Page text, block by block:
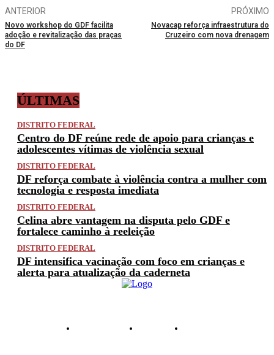
ANTERIOR
Novo workshop do GDF facilita
adoção e revitalização das praças
do DF
PRÓXIMO
Novacap reforça infraestrutura do
Cruzeiro com nova drenagem
ÚLTIMAS
DISTRITO FEDERAL
Centro do DF reúne rede de apoio para crianças e
adolescentes vítimas de violência sexual
DISTRITO FEDERAL
DF reforça combate à violência contra a mulher com
tecnologia e resposta imediata
DISTRITO FEDERAL
Celina abre vantagem na disputa pelo GDF e
fortalece caminho à reeleição
DISTRITO FEDERAL
DF intensifica vacinação com foco em crianças e
alerta para atualização da caderneta